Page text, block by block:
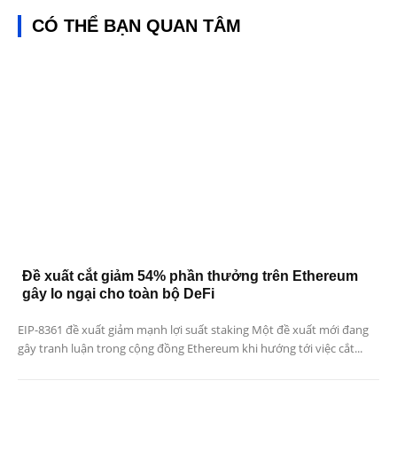
CÓ THỂ BẠN QUAN TÂM
Đề xuất cắt giảm 54% phần thưởng trên Ethereum
gây lo ngại cho toàn bộ DeFi
EIP-8361 đề xuất giảm mạnh lợi suất staking Một đề xuất mới đang
gây tranh luận trong cộng đồng Ethereum khi hướng tới việc cắt...